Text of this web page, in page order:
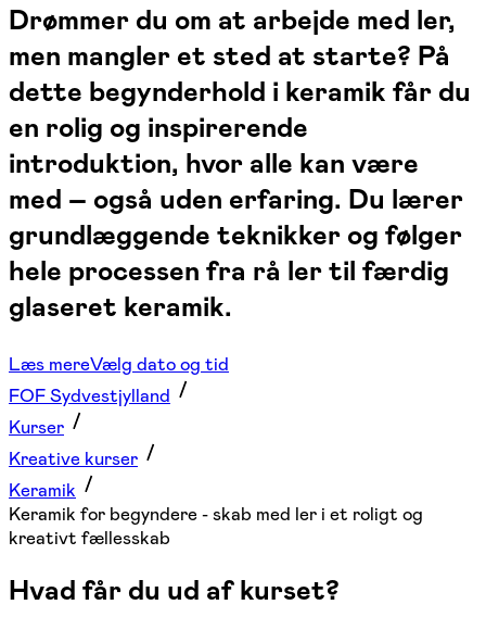
Drømmer du om at arbejde med ler,
men mangler et sted at starte? På
dette begynderhold i keramik får du
en rolig og inspirerende
introduktion, hvor alle kan være
med – også uden erfaring. Du lærer
grundlæggende teknikker og følger
hele processen fra rå ler til færdig
glaseret keramik.
Læs mereVælg dato og tid
FOF Sydvestjylland
Kurser
Kreative kurser
Keramik
Keramik for begyndere - skab med ler i et roligt og
kreativt fællesskab
Hvad får du ud af kurset?